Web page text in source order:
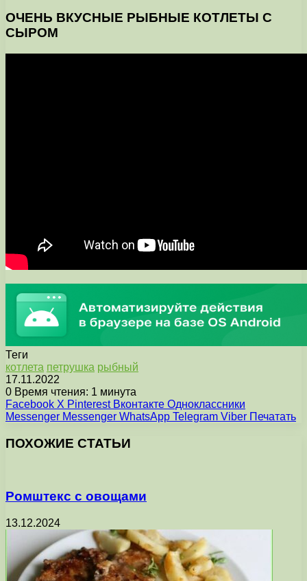
ОЧЕНЬ ВКУСНЫЕ РЫБНЫЕ КОТЛЕТЫ С
СЫРОМ
Теги
котлета петрушка рыбный
17.11.2022
0 Время чтения: 1 минута
Facebook X Pinterest Вконтакте Одноклассники
Messenger Messenger WhatsApp Telegram Viber Печатать
ПОХОЖИЕ СТАТЬИ
Ромштекс с овощами
13.12.2024